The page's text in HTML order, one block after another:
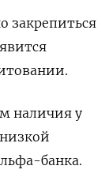
закрепиться
наличия у
банка.